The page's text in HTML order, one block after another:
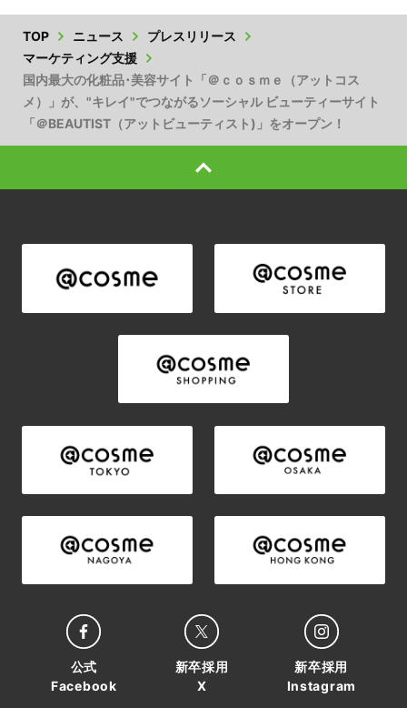
TOP ニュース
プレスリリース
マーケティング支援
国内最大の化粧品･美容サイト「＠ｃｏｓｍｅ（アットコス
メ）」が、"キレイ"でつながるソーシャル ビューティーサイト
「＠BEAUTIST（アットビューティスト)」をオープン！
公式
Facebook
新卒採用
X
新卒採用
Instagram